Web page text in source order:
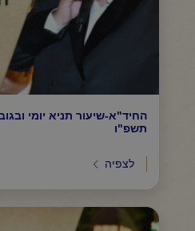
החיד"א-שיעור תניא יומי
תשפ"ו
לצפיה